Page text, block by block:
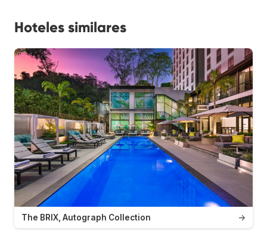
Hoteles similares
→
The BRIX, Autograph Collection